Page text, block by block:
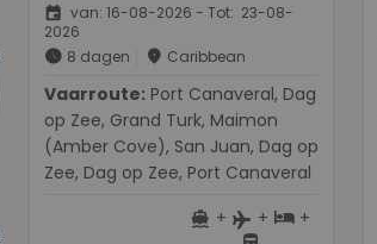
event van: 16-08-2026 - Tot: 23-08-
2026
schedule 8 dagen place Caribbean
Vaarroute:
op Zee, Grand Turk, Maimon
(Amber Cove), San Juan, Dag op
Zee, Dag op Zee, Port Canaveral
directions_boat + flight + hotel +